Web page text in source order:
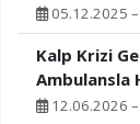
05.12.2025 –
Kalp Krizi
Ambulansla
12.06.2026 –